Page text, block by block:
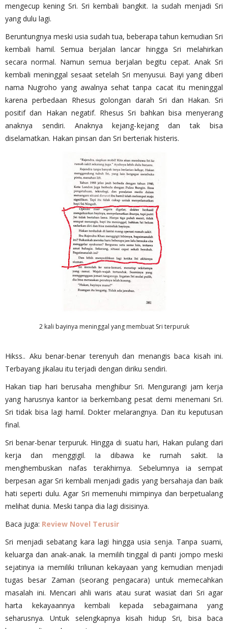
mengecup kening Sri. Sri kembali bangkit. Ia sudah menjadi Sri
yang dulu lagi.
Beruntungnya meski usia sudah tua, beberapa tahun kemudian Sri
kembali hamil. Semua berjalan lancar hingga Sri melahirkan
secara normal. Namun semua berjalan begitu cepat. Anak Sri
kembali meninggal sesaat setelah Sri menyusui. Bayi yang diberi
nama Nugroho yang awalnya sehat tanpa cacat itu meninggal
karena perbedaan Rhesus golongan darah Sri dan Hakan. Sri
positif dan Hakan negatif. Rhesus Sri bahkan bisa menyerang
anaknya sendiri. Anaknya kejang-kejang dan tak bisa
diselamatkan. Hakan pinsan dan Sri berteriak histeris.
2 kali bayinya meninggal yang membuat Sri terpuruk
Hikss.. Aku benar-benar terenyuh dan menangis baca kisah ini.
Terbayang jikalau itu terjadi dengan diriku sendiri.
Hakan tiap hari berusaha menghibur Sri. Mengurangi jam kerja
yang harusnya kantor ia berkembang pesat demi menemani Sri.
Sri tidak bisa lagi hamil. Dokter melarangnya. Dan itu keputusan
final.
Sri benar-benar terpuruk. Hingga di suatu hari, Hakan pulang dari
kerja dan menggigil. Ia dibawa ke rumah sakit. Ia
menghembuskan nafas terakhirnya. Sebelumnya ia sempat
berpesan agar Sri kembali menjadi gadis yang bersahaja dan baik
hati seperti dulu. Agar Sri memenuhi mimpinya dan berpetualang
melihat dunia. Meski tanpa dia lagi disisinya.
Baca juga: Review Novel Terusir
Sri menjadi sebatang kara lagi hingga usia senja. Tanpa suami,
keluarga dan anak-anak. Ia memilih tinggal di panti jompo meski
sejatinya ia memiliki triliunan kekayaan yang kemudian menjadi
tugas besar Zaman (seorang pengacara) untuk memecahkan
masalah ini. Mencari ahli waris atau surat wasiat dari Sri agar
harta kekayaannya kembali kepada sebagaimana yang
seharusnya. Untuk selengkapnya kisah hidup Sri, bisa baca